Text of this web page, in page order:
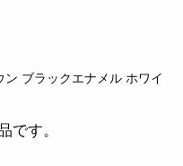
ブラックエナメル ホワイ
す。